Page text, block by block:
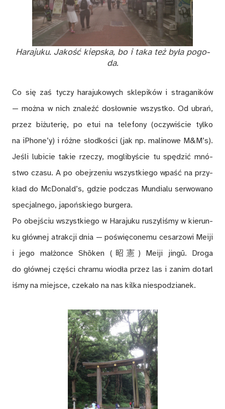
Ha­ra­ju­ku. Ja­kość kiep­ska, bo i taka też by­ła po­go­
da.
Co się zaś ty­czy ha­ra­ju­ko­wych skle­pi­ków i stra­ga­ni­ków
— moż­na w nich zna­leźć do­słow­nie wszyst­ko. Od ubrań,
przez bi­żu­te­rię, po etui na te­le­fo­ny (o­czy­wi­ście tyl­ko
na iPho­ne’y) i róż­ne słod­ko­ści (jak np. ma­li­no­we M&M’s).
Je­śli lu­bi­cie ta­kie rze­czy, mo­gli­by­ście tu spę­dzić mnó­
stwo cza­su. A po obej­rze­niu wszyst­kie­go wpaść na przy­
kład do McDo­nald’s, gdzie pod­czas Mun­dia­lu ser­wo­wa­no
spe­cjal­ne­go, ja­poń­skie­go bur­ge­ra.
Po obej­ściu wszyst­kie­go w Ha­ra­ju­ku ru­szy­li­śmy w kie­run­
ku głów­nej atrak­cji dnia — po­świę­co­ne­mu ce­sa­rzo­wi Mei­ji
i jego mał­żon­ce Shōken (昭憲) Me­iji jin­gū. Dro­ga
do głów­nej czę­ści chra­mu wio­dła przez las i za­nim do­tar­l
i­śmy na miej­sce, cze­ka­ło na nas kil­ka nie­spo­dzia­nek.